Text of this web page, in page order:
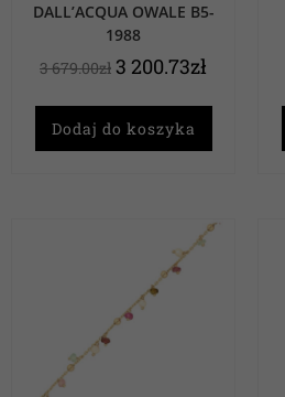
DALL’ACQUA OWALE B5-
1988
3 679.00zł 3 200.73zł
Dodaj do koszyka